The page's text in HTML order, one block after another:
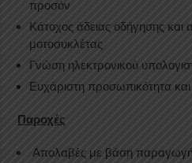
προσόν
Κάτοχος άδειας οδήγησης και
μοτοσυκλέτας
Γνώση ηλεκτρονικού
Ευχάριστη προσωπικότητα
Παροχές
Απολαβές με βάση